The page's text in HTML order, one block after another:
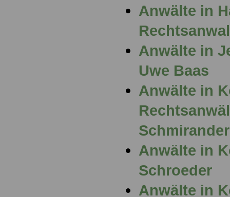
Anwälte in
Anwälte in
Uwe Baas
Anwälte in
Schmirander
Anwälte in
Schroeder
Anwälte in